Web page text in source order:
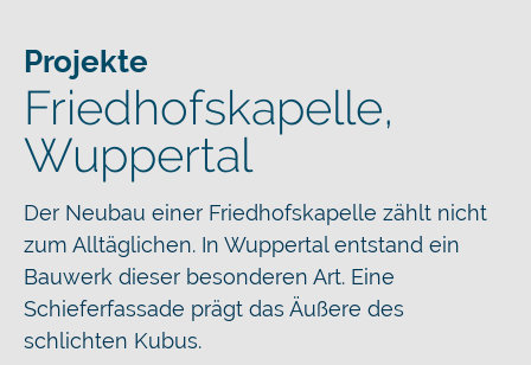
Projekte
Friedhofskapelle,
Wuppertal
Der Neubau einer Friedhofskapelle zählt nicht
zum Alltäglichen. In Wuppertal entstand ein
Bauwerk dieser besonderen Art. Eine
Schieferfassade prägt das Äußere des
schlichten Kubus.